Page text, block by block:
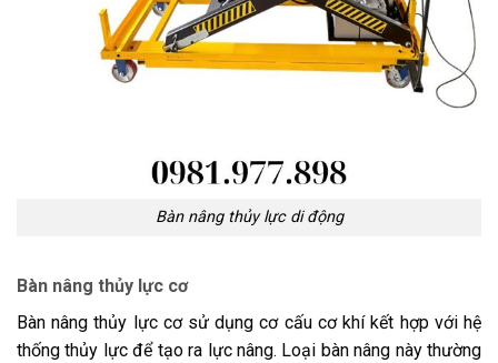
Bàn nâng thủy lực di động
Bàn nâng thủy lực cơ
Bàn nâng thủy lực cơ sử dụng cơ cấu cơ khí kết hợp với hệ
thống thủy lực để tạo ra lực nâng. Loại bàn nâng này thường